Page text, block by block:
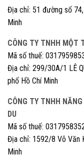
Địa chỉ: 51 đường số
Minh
CÔNG TY TNHH MỘT
Mã số thuế:
Địa chỉ: 299/30A/1 LÊ
phố Hồ Chí Minh
CÔNG TY TNHH
DU
Mã số thuế:
Địa chỉ: 1592/8 Võ Văn
Minh